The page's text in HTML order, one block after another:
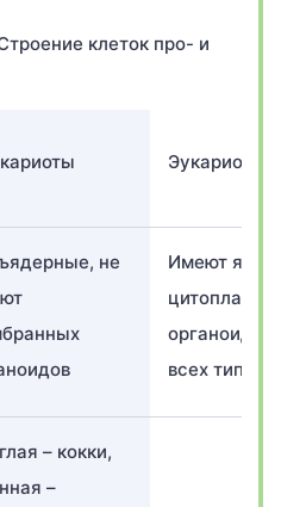
клеток про- и
Эукариоты
не
Имеют ядро,
цитоплазму,
органоиды
всех типов
– кокки,
–